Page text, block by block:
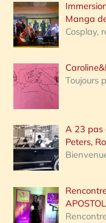
:
Manga
Cosplay,
Toujours
A 23 pas
Peters,